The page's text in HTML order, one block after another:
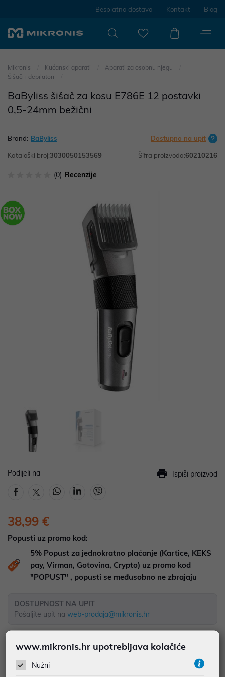
Besplatna dostava Kontakt Blog
Mikronis Kućanski aparati
Aparati za osobnu njegu
Šišači i depilatori
BaByliss šišač za kosu E786E 12 postavki
0,5-24mm bežični
Brand: BaByliss Dostupno na upit
Kataloški broj:3030050153569 Šifra proizvoda:60210216
(0) Recenzije
Podijeli na Ispiši proizvod
38,99 €
Popusti uz promo kod:
5% Popust za jednokratno plaćanje (Kartice, KEKS
pay, Virman, Gotovina, Crypto) uz promo kod
"POPUST" , popusti se međusobno ne zbrajaju
DOSTUPNOST NA UPIT
Pošaljite upit na web-prodaja@mikronis.hr
Dodaj u favorite
www.mikronis.hr upotrebljava kolačiće
Nužni